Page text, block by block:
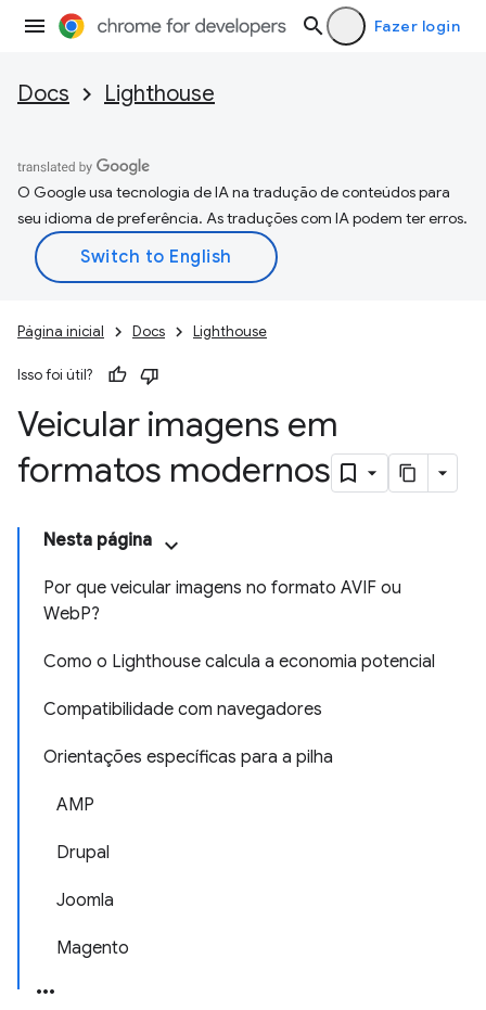
Fazer login
Docs Lighthouse
O Google usa tecnologia de IA na tradução de conteúdos para
seu idioma de preferência. As traduções com IA podem ter erros.
Página inicial Docs Lighthouse
Isso foi útil?
Veicular imagens em
formatos modernos
Nesta página
Por que veicular imagens no formato AVIF ou
WebP?
Como o Lighthouse calcula a economia potencial
Compatibilidade com navegadores
Orientações específicas para a pilha
AMP
Drupal
Joomla
Magento